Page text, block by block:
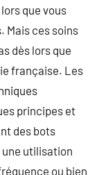
que vous
Mais ces soins
dès lors que
française. Les
principes et
des bots
utilisation
ou bien